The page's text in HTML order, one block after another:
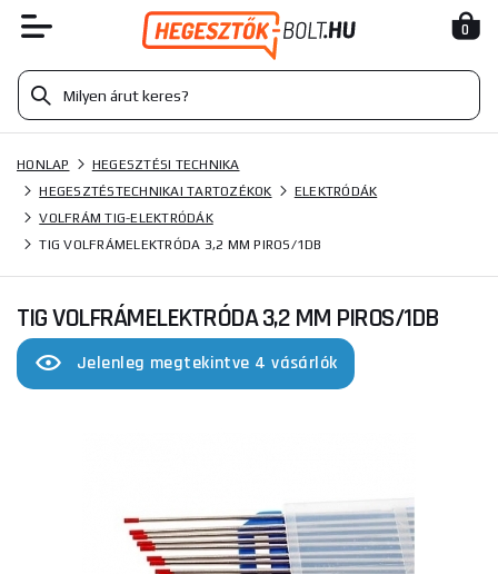
0
HONLAP
HEGESZTÉSI TECHNIKA
HEGESZTÉSTECHNIKAI TARTOZÉKOK
ELEKTRÓDÁK
VOLFRÁM TIG-ELEKTRÓDÁK
TIG VOLFRÁMELEKTRÓDA 3,2 MM PIROS/1DB
TIG VOLFRÁMELEKTRÓDA 3,2 MM PIROS/1DB
Jelenleg megtekintve 4 vásárlók